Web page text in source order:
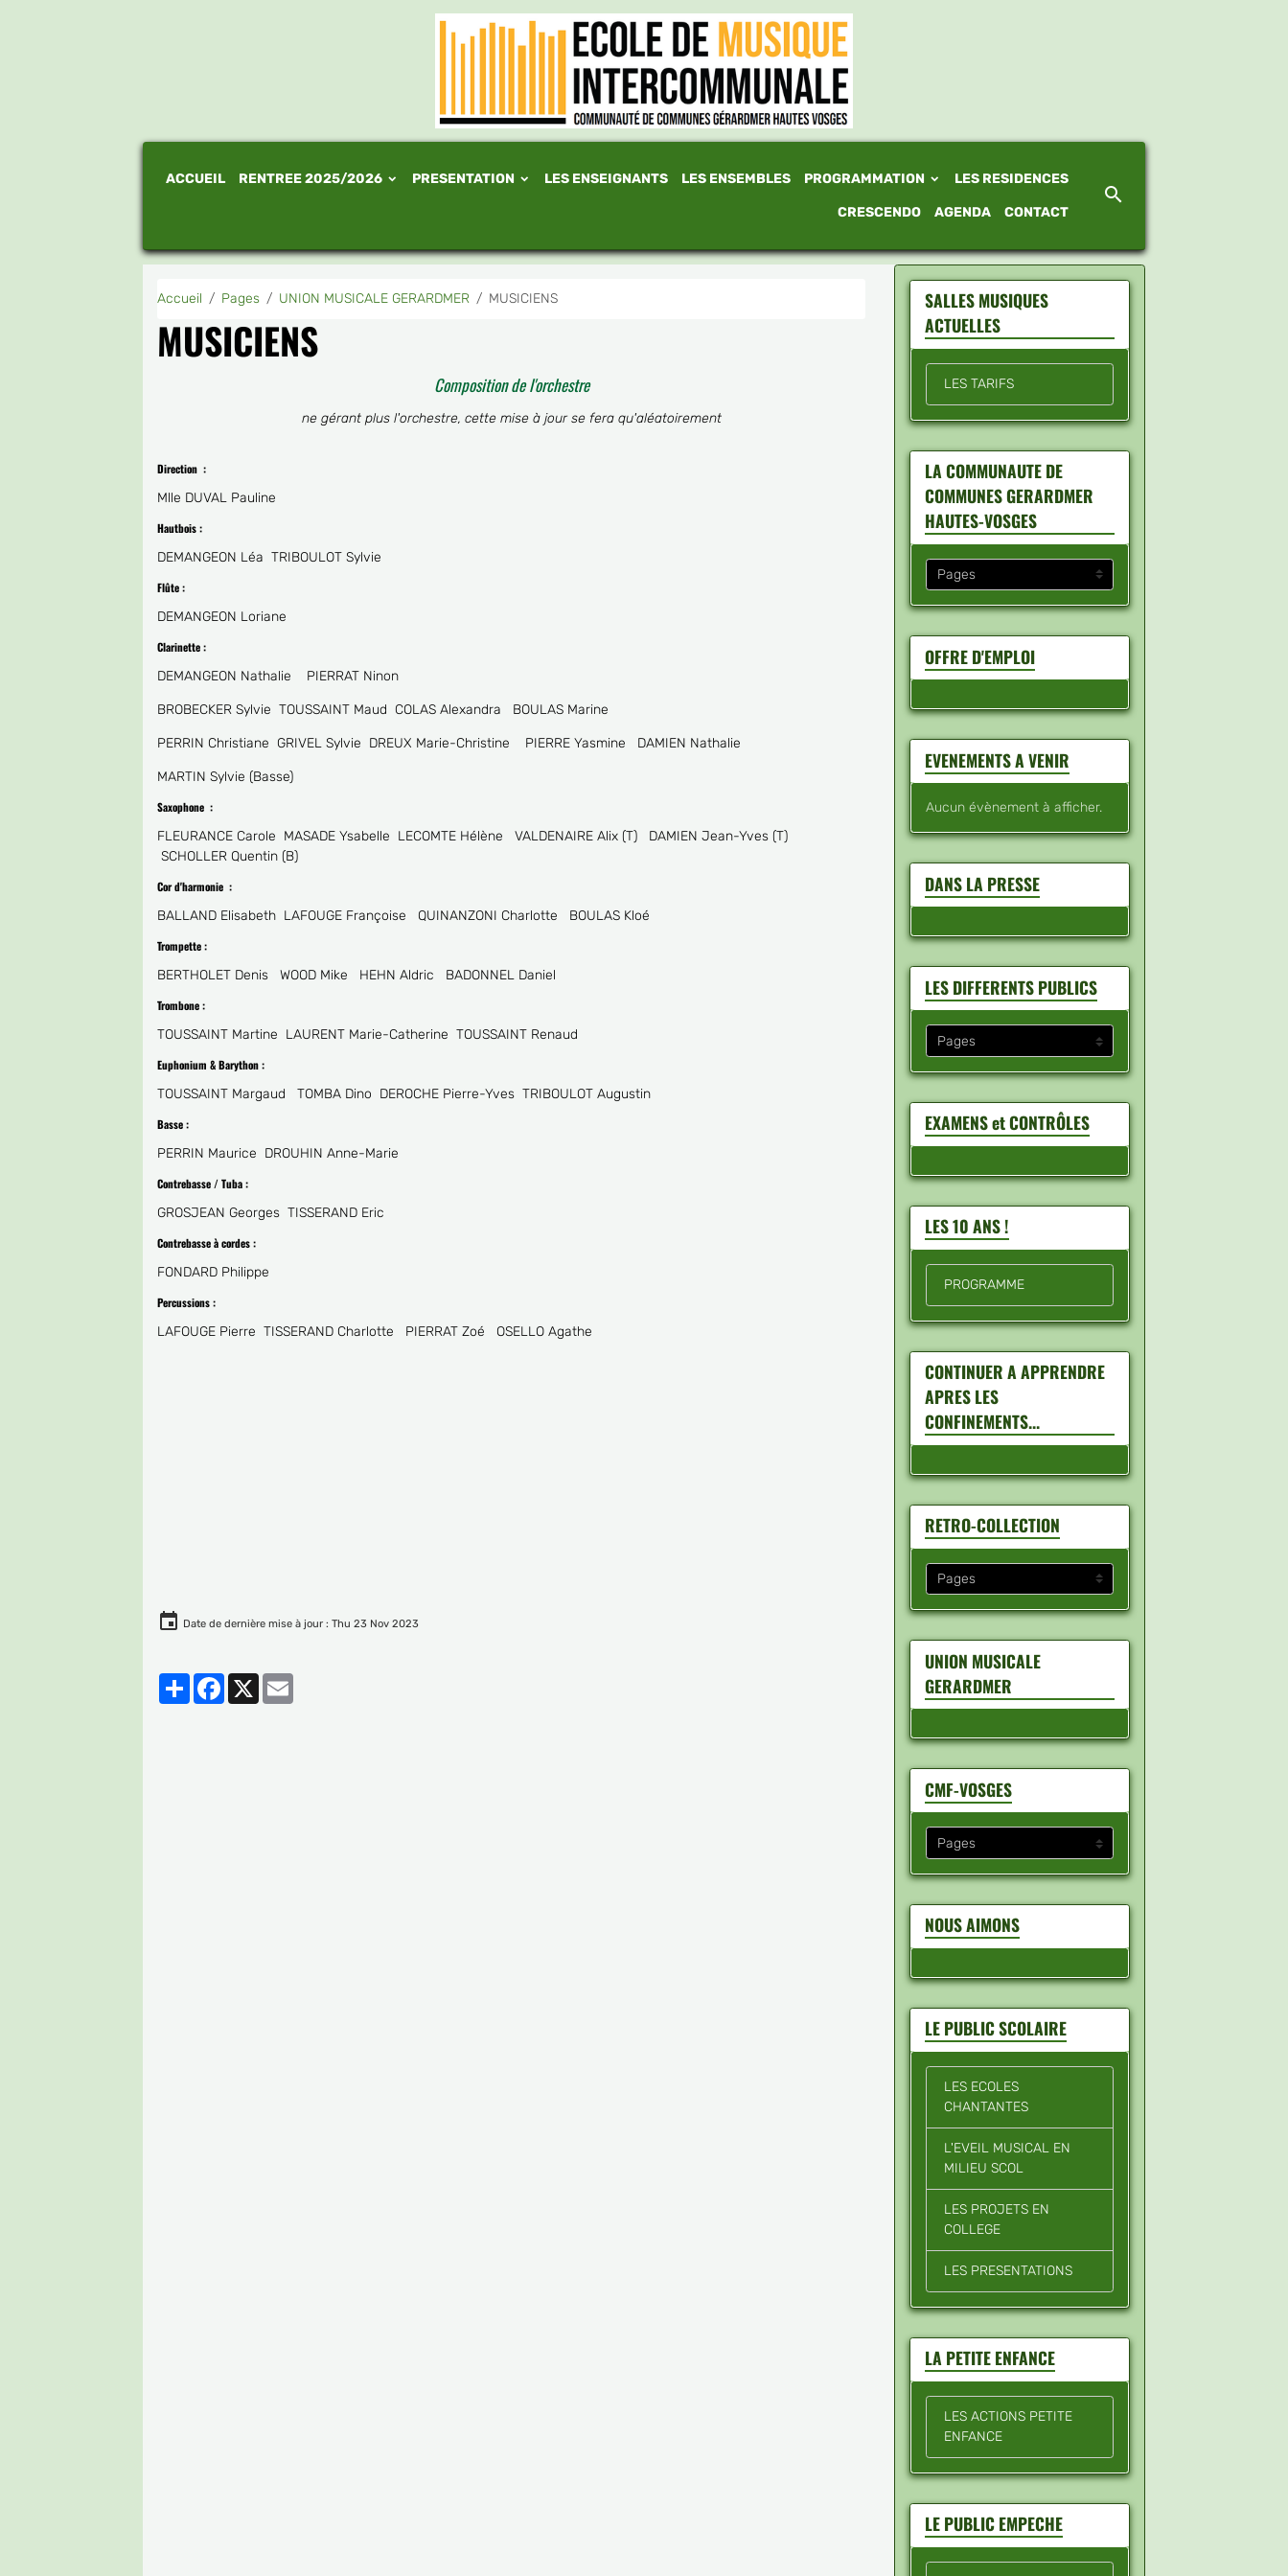
ACCUEIL RENTREE 2025/2026 PRESENTATION LES ENSEIGNANTS LES ENSEMBLES PROGRAMMATION LES RESIDENCES
CRESCENDO AGENDA CONTACT
Accueil Pages UNION MUSICALE GERARDMER MUSICIENS
MUSICIENS
Composition de l'orchestre
ne gérant plus l'orchestre, cette mise à jour se fera qu'aléatoirement
Direction :
Mlle DUVAL Pauline
Hautbois :
DEMANGEON Léa TRIBOULOT Sylvie
Flûte :
DEMANGEON Loriane
Clarinette :
DEMANGEON Nathalie PIERRAT Ninon
BROBECKER Sylvie TOUSSAINT Maud COLAS Alexandra BOULAS Marine
PERRIN Christiane GRIVEL Sylvie DREUX Marie-Christine PIERRE Yasmine DAMIEN Nathalie
MARTIN Sylvie (Basse)
Saxophone:
FLEURANCE Carole MASADE Ysabelle LECOMTE Hélène VALDENAIRE Alix (T) DAMIEN Jean-Yves (T)
SCHOLLER Quentin (B)
Cor d'harmonie :
BALLAND Elisabeth LAFOUGE Françoise QUINANZONI Charlotte BOULAS Kloé
Trompette :
BERTHOLET Denis WOOD Mike HEHN Aldric BADONNEL Daniel
Trombone:
TOUSSAINT Martine LAURENT Marie-Catherine TOUSSAINT Renaud
Euphonium & Barython:
TOUSSAINT Margaud TOMBA Dino DEROCHE Pierre-Yves TRIBOULOT Augustin
Basse:
PERRIN Maurice DROUHIN Anne-Marie
Contrebasse / Tuba :
GROSJEAN Georges TISSERAND Eric
Contrebasse à cordes:
FONDARD Philippe
Percussions :
LAFOUGE Pierre TISSERAND Charlotte PIERRAT Zoé OSELLO Agathe
Date de dernière mise à jour : Thu 23 Nov 2023
PartagerFacebook
X
SALLES MUSIQUES
ACTUELLES
LES TARIFS
LA COMMUNAUTE DE
COMMUNES GERARDMER
HAUTES-VOSGES
OFFRE D'EMPLOI
EVENEMENTS A VENIR
Aucun évènement à afficher.
DANS LA PRESSE
LES DIFFERENTS PUBLICS
EXAMENS et CONTRÔLES
LES 10 ANS !
PROGRAMME
CONTINUER A APPRENDRE
APRES LES
CONFINEMENTS...
RETRO-COLLECTION
UNION MUSICALE
GERARDMER
CMF-VOSGES
NOUS AIMONS
LE PUBLIC SCOLAIRE
LES ECOLES
CHANTANTES
L'EVEIL MUSICAL EN
MILIEU SCOL
LES PROJETS EN
COLLEGE
LES PRESENTATIONS
LA PETITE ENFANCE
LES ACTIONS PETITE
ENFANCE
LE PUBLIC EMPECHE